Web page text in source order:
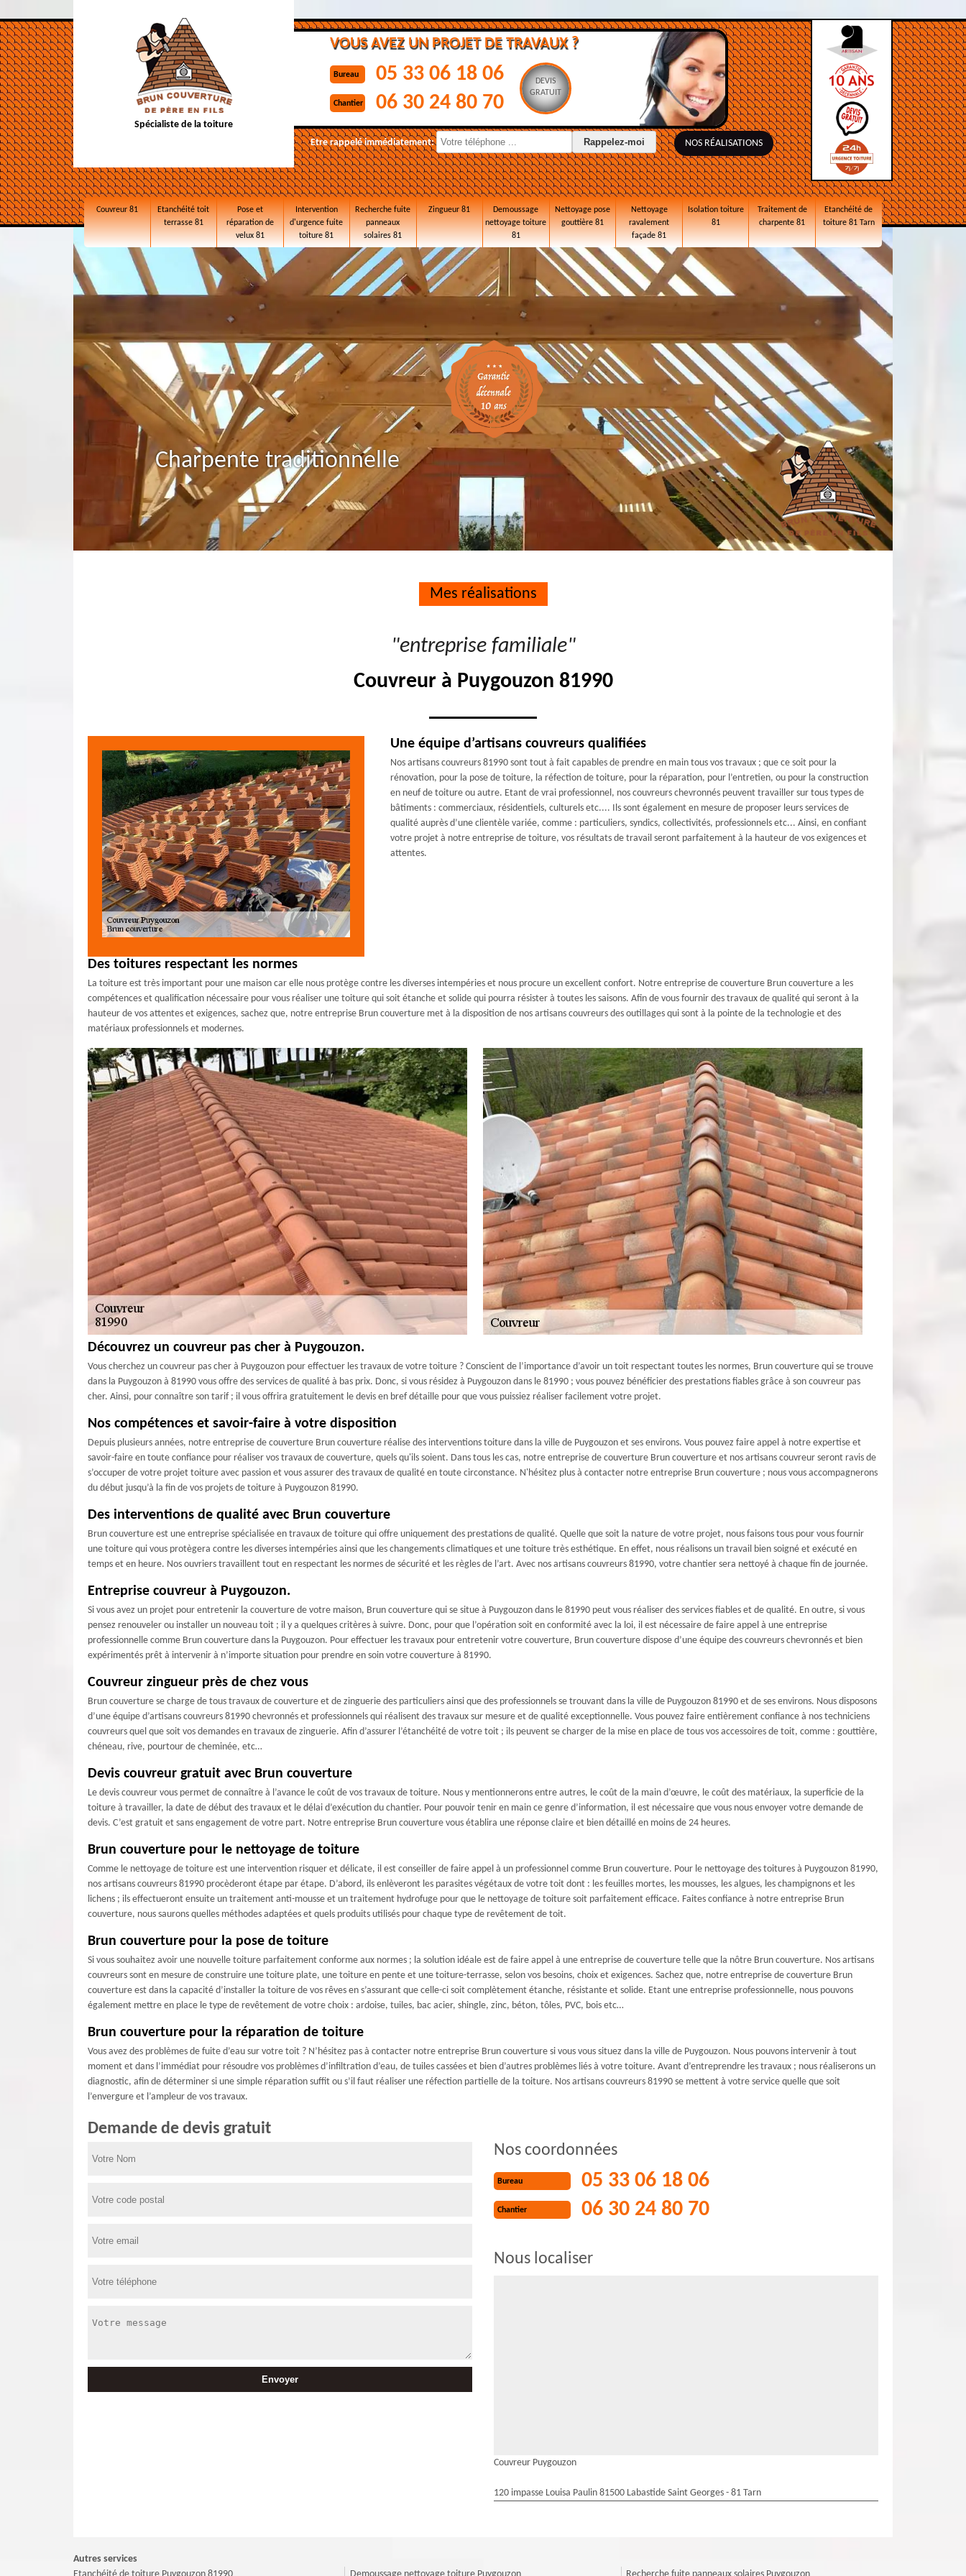
Spécialiste de la toiture
VOUS AVEZ UN PROJET DE TRAVAUX ?
Bureau 05 33 06 18 06
Chantier 06 30 24 80 70
DEVIS
GRATUIT
Etre rappelé immédiatement: NOS RÉALISATIONS
Couvreur 81
Etanchéité toit
terrasse 81
Pose et
réparation de
velux 81
Intervention
d'urgence fuite
toiture 81
Recherche fuite
panneaux
solaires 81
Zingueur 81
Demoussage
nettoyage toiture
81
Nettoyage pose
gouttière 81
Nettoyage
ravalement
façade 81
Isolation toiture
81
Traitement de
charpente 81
Etanchéité de
toiture 81 Tarn
Charpente traditionnelle
Mes réalisations
"entreprise familiale"
Couvreur à Puygouzon 81990
Une équipe d’artisans couvreurs qualifiées
Nos artisans couvreurs 81990 sont tout à fait capables de prendre en main tous vos travaux ; que ce soit pour la
rénovation, pour la pose de toiture, la réfection de toiture, pour la réparation, pour l’entretien, ou pour la construction
en neuf de toiture ou autre. Etant de vrai professionnel, nos couvreurs chevronnés peuvent travailler sur tous types de
bâtiments : commerciaux, résidentiels, culturels etc.... Ils sont également en mesure de proposer leurs services de
qualité auprès d’une clientèle variée, comme : particuliers, syndics, collectivités, professionnels etc... Ainsi, en confiant
votre projet à notre entreprise de toiture, vos résultats de travail seront parfaitement à la hauteur de vos exigences et
attentes.
Des toitures respectant les normes
La toiture est très important pour une maison car elle nous protège contre les diverses intempéries et nous procure un excellent confort. Notre entreprise de couverture Brun couverture a les
compétences et qualification nécessaire pour vous réaliser une toiture qui soit étanche et solide qui pourra résister à toutes les saisons. Afin de vous fournir des travaux de qualité qui seront à la
hauteur de vos attentes et exigences, sachez que, notre entreprise Brun couverture met à la disposition de nos artisans couvreurs des outillages qui sont à la pointe de la technologie et des
matériaux professionnels et modernes.
Découvrez un couvreur pas cher à Puygouzon.
Vous cherchez un couvreur pas cher à Puygouzon pour effectuer les travaux de votre toiture ? Conscient de l’importance d’avoir un toit respectant toutes les normes, Brun couverture qui se trouve
dans la Puygouzon à 81990 vous offre des services de qualité à bas prix. Donc, si vous résidez à Puygouzon dans le 81990 ; vous pouvez bénéficier des prestations fiables grâce à son couvreur pas
cher. Ainsi, pour connaître son tarif ; il vous offrira gratuitement le devis en bref détaille pour que vous puissiez réaliser facilement votre projet.
Nos compétences et savoir-faire à votre disposition
Depuis plusieurs années, notre entreprise de couverture Brun couverture réalise des interventions toiture dans la ville de Puygouzon et ses environs. Vous pouvez faire appel à notre expertise et
savoir-faire en toute confiance pour réaliser vos travaux de couverture, quels qu'ils soient. Dans tous les cas, notre entreprise de couverture Brun couverture et nos artisans couvreur seront ravis de
s’occuper de votre projet toiture avec passion et vous assurer des travaux de qualité en toute circonstance. N'hésitez plus à contacter notre entreprise Brun couverture ; nous vous accompagnerons
du début jusqu’à la fin de vos projets de toiture à Puygouzon 81990.
Des interventions de qualité avec Brun couverture
Brun couverture est une entreprise spécialisée en travaux de toiture qui offre uniquement des prestations de qualité. Quelle que soit la nature de votre projet, nous faisons tous pour vous fournir
une toiture qui vous protègera contre les diverses intempéries ainsi que les changements climatiques et une toiture très esthétique. En effet, nous réalisons un travail bien soigné et exécuté en
temps et en heure. Nos ouvriers travaillent tout en respectant les normes de sécurité et les règles de l’art. Avec nos artisans couvreurs 81990, votre chantier sera nettoyé à chaque fin de journée.
Entreprise couvreur à Puygouzon.
Si vous avez un projet pour entretenir la couverture de votre maison, Brun couverture qui se situe à Puygouzon dans le 81990 peut vous réaliser des services fiables et de qualité. En outre, si vous
pensez renouveler ou installer un nouveau toit ; il y a quelques critères à suivre. Donc, pour que l’opération soit en conformité avec la loi, il est nécessaire de faire appel à une entreprise
professionnelle comme Brun couverture dans la Puygouzon. Pour effectuer les travaux pour entretenir votre couverture, Brun couverture dispose d’une équipe des couvreurs chevronnés et bien
expérimentés prêt à intervenir à n’importe situation pour prendre en soin votre couverture à 81990.
Couvreur zingueur près de chez vous
Brun couverture se charge de tous travaux de couverture et de zinguerie des particuliers ainsi que des professionnels se trouvant dans la ville de Puygouzon 81990 et de ses environs. Nous disposons
d’une équipe d’artisans couvreurs 81990 chevronnés et professionnels qui réalisent des travaux sur mesure et de qualité exceptionnelle. Vous pouvez faire entièrement confiance à nos techniciens
couvreurs quel que soit vos demandes en travaux de zinguerie. Afin d’assurer l’étanchéité de votre toit ; ils peuvent se charger de la mise en place de tous vos accessoires de toit, comme : gouttière,
chéneau, rive, pourtour de cheminée, etc…
Devis couvreur gratuit avec Brun couverture
Le devis couvreur vous permet de connaître à l’avance le coût de vos travaux de toiture. Nous y mentionnerons entre autres, le coût de la main d’œuvre, le coût des matériaux, la superficie de la
toiture à travailler, la date de début des travaux et le délai d’exécution du chantier. Pour pouvoir tenir en main ce genre d’information, il est nécessaire que vous nous envoyer votre demande de
devis. C’est gratuit et sans engagement de votre part. Notre entreprise Brun couverture vous établira une réponse claire et bien détaillé en moins de 24 heures.
Brun couverture pour le nettoyage de toiture
Comme le nettoyage de toiture est une intervention risquer et délicate, il est conseiller de faire appel à un professionnel comme Brun couverture. Pour le nettoyage des toitures à Puygouzon 81990,
nos artisans couvreurs 81990 procèderont étape par étape. D’abord, ils enlèveront les parasites végétaux de votre toit dont : les feuilles mortes, les mousses, les algues, les champignons et les
lichens ; ils effectueront ensuite un traitement anti-mousse et un traitement hydrofuge pour que le nettoyage de toiture soit parfaitement efficace. Faites confiance à notre entreprise Brun
couverture, nous saurons quelles méthodes adaptées et quels produits utilisés pour chaque type de revêtement de toit.
Brun couverture pour la pose de toiture
Si vous souhaitez avoir une nouvelle toiture parfaitement conforme aux normes ; la solution idéale est de faire appel à une entreprise de couverture telle que la nôtre Brun couverture. Nos artisans
couvreurs sont en mesure de construire une toiture plate, une toiture en pente et une toiture-terrasse, selon vos besoins, choix et exigences. Sachez que, notre entreprise de couverture Brun
couverture est dans la capacité d’installer la toiture de vos rêves en s’assurant que celle-ci soit complètement étanche, résistante et solide. Etant une entreprise professionnelle, nous pouvons
également mettre en place le type de revêtement de votre choix : ardoise, tuiles, bac acier, shingle, zinc, béton, tôles, PVC, bois etc…
Brun couverture pour la réparation de toiture
Vous avez des problèmes de fuite d’eau sur votre toit ? N’hésitez pas à contacter notre entreprise Brun couverture si vous vous situez dans la ville de Puygouzon. Nous pouvons intervenir à tout
moment et dans l’immédiat pour résoudre vos problèmes d’infiltration d’eau, de tuiles cassées et bien d’autres problèmes liés à votre toiture. Avant d’entreprendre les travaux ; nous réaliserons un
diagnostic, afin de déterminer si une simple réparation suffit ou s’il faut réaliser une réfection partielle de la toiture. Nos artisans couvreurs 81990 se mettent à votre service quelle que soit
l’envergure et l’ampleur de vos travaux.
Demande de devis gratuit
Nos coordonnées
Bureau 05 33 06 18 06
Chantier 06 30 24 80 70
Nous localiser
Couvreur Puygouzon
120 impasse Louisa Paulin 81500 Labastide Saint Georges - 81 Tarn
Autres services